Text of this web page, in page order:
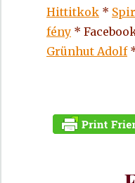
Hittitkok *
fény *
Grünhut Adolf